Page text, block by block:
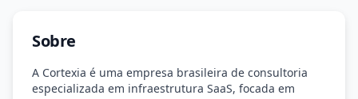
Sobre
A Cortexia é uma empresa brasileira de consultoria
especializada em infraestrutura SaaS, focada em